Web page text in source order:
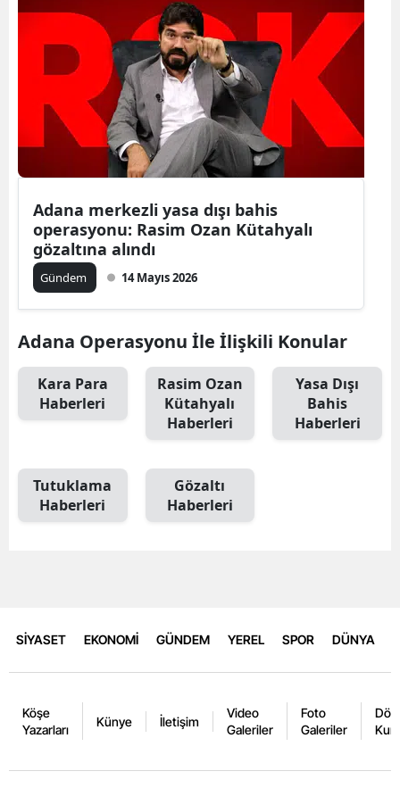
Adana merkezli yasa dışı bahis
operasyonu: Rasim Ozan Kütahyalı
gözaltına alındı
Gündem 14 Mayıs 2026
Adana Operasyonu İle İlişkili Konular
Kara Para
Haberleri
Rasim Ozan
Kütahyalı
Haberleri
Yasa Dışı
Bahis
Haberleri
Tutuklama
Haberleri
Gözaltı
Haberleri
SİYASET EKONOMİ GÜNDEM YEREL SPOR DÜNYA
Köşe
Yazarları
Künye İletişim
Video
Galeriler
Foto
Galeriler